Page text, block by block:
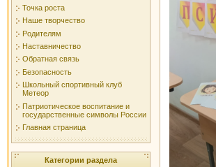
Точка роста
Наше творчество
Родителям
Наставничество
Обратная связь
Безопасность
Школьный спортивный клуб
Метеор
Патриотическое воспитание и
государственные символы России
Главная страница
Категории раздела